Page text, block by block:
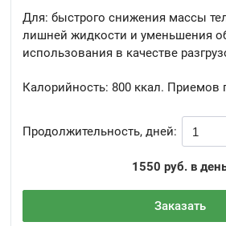
Для: быстрого снижения массы
лишней жидкости и уменьшения
использования в качестве
Калорийность: 800 ккал. Приемов
Продолжительность, дней:
1550 руб. в
Заказать